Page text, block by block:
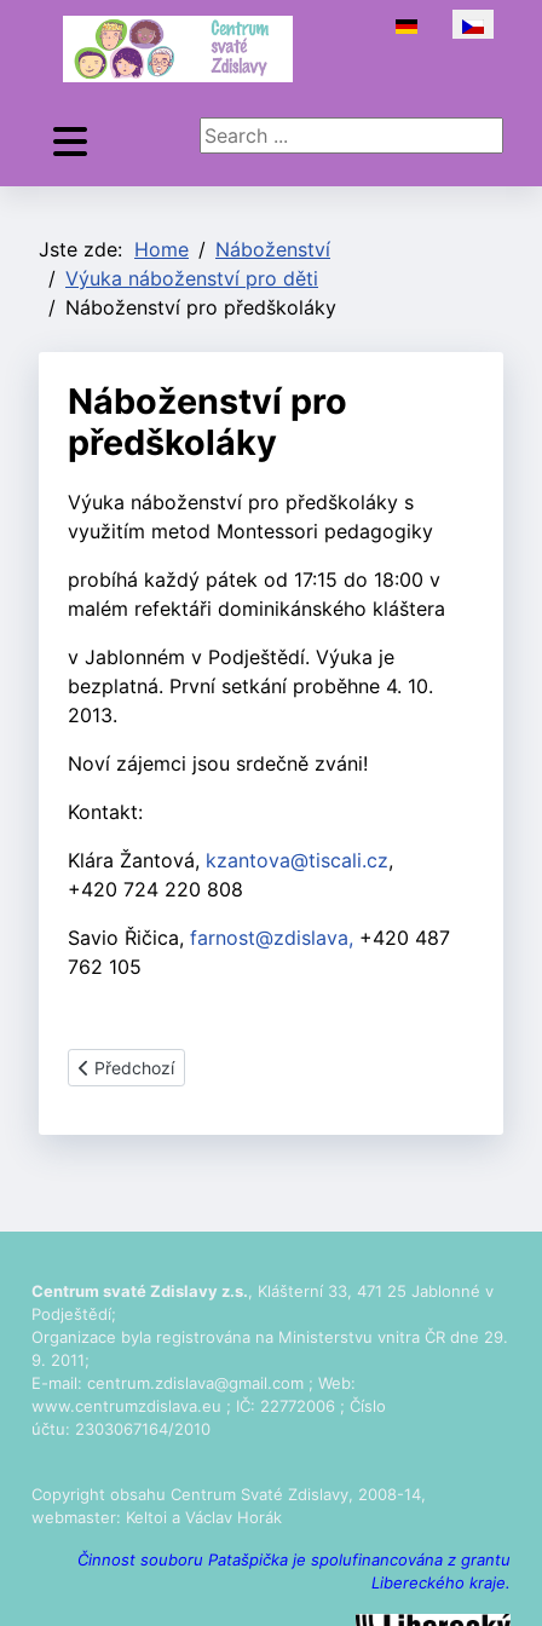
Zvolte jazyk
Search ...
Jste zde: Home
Náboženství
Výuka náboženství pro děti
Náboženství pro předškoláky
Náboženství pro
předškoláky
Výuka náboženství pro předškoláky s
využitím metod Montessori pedagogiky
probíhá každý pátek od 17:15 do 18:00 v
malém refektáři dominikánského kláštera
v Jablonném v Podještědí. Výuka je
bezplatná. První setkání proběhne 4. 10.
2013.
Noví zájemci jsou srdečně zváni!
Kontakt:
Klára Žantová, kzantova@tiscali.cz,
+420 724 220 808
Savio Řičica, farnost@zdislava, +420 487
762 105
Předchozí článek: Nábožko
Předchozí
Centrum svaté Zdislavy z.s., Klášterní 33, 471 25 Jablonné v
Podještědí;
Organizace byla registrována na Ministerstvu vnitra ČR dne 29.
9. 2011;
E-mail: centrum.zdislava@gmail.com ; Web:
www.centrumzdislava.eu ; IČ: 22772006 ; Číslo
účtu: 2303067164/2010
Copyright obsahu Centrum Svaté Zdislavy, 2008-14,
webmaster: Keltoi a Václav Horák
Činnost souboru Patašpička je spolufinancována z grantu
Libereckého kraje.